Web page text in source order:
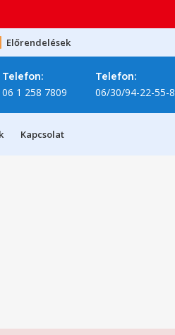
Előrendelések
Telefon:
06 1 258 7809
Telefon:
06/30/94-22-55-8
Kapcsolat